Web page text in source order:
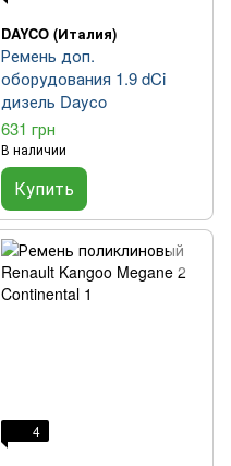
DAYCO (Италия)
Ремень доп.
оборудования 1.9 dCi
дизель Dayco
631 грн
В наличии
Купить
4